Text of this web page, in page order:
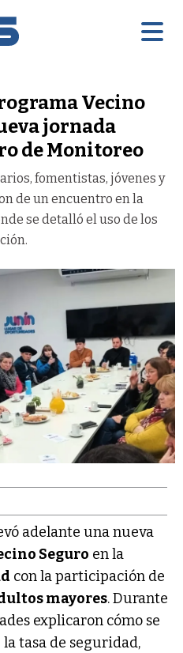
Vecino
jornada
de Monitoreo
fomentistas, jóvenes y
de un encuentro en la
se detalló el uso de los
adelante una nueva
Seguro en la
con la participación de
mayores. Durante
explicaron cómo se
tasa de seguridad,